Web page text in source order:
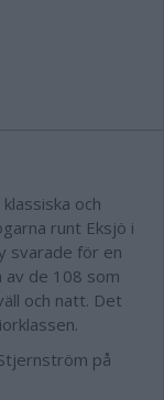
och
runt Eksjö i
svarade för en
av de 108 som
och natt. Det
på